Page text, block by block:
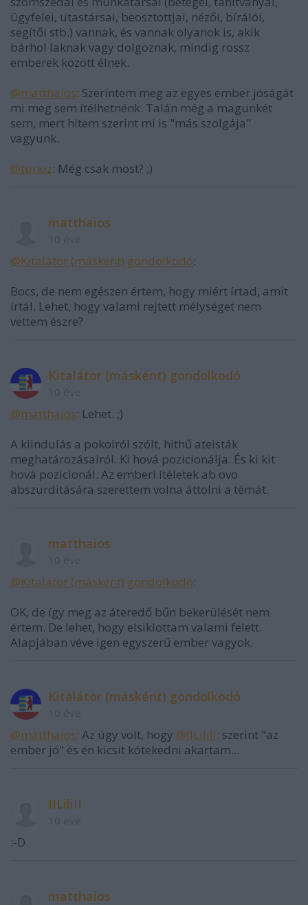
ügyfelei, utastársai, beosztottjai, nézői, bírálói,
segítői stb.) vannak, és vannak olyanok is, akik
bárhol laknak vagy dolgoznak, mindig rossz
emberek között élnek.
@matthaios: Szerintem meg az egyes ember jóságát
mi meg sem ítélhetnénk. Talán még a magunkét
sem, mert hitem szerint mi is "más szolgája"
vagyunk.
@türkiz: Még csak most? ;)
matthaios
@Kitalátor (másként) gondolkodó:
Bocs, de nem egészen értem, hogy miért írtad, amit
írtál. Lehet, hogy valami rejtett mélységet nem
vettem észre?
Kitalátor (másként) gondolkodó
@matthaios: Lehet. ;)
A kiindulás a pokolról szólt, hithű ateisták
meghatározásairól. Ki hová pozicionálja. És ki kit
hová pozicionál. Az emberi ítéletek ab ovo
abszurditására szerettem volna áttolni a témát.
matthaios
@Kitalátor (másként) gondolkodó:
OK, de így meg az áteredő bűn bekerülését nem
értem. De lehet, hogy elsiklottam valami felett.
Alapjában véve igen egyszerű ember vagyok.
Kitalátor (másként) gondolkodó
@matthaios: Az úgy volt, hogy @IILiliII: szerint "az
ember jó" és én kicsit kötekedni akartam...
IILiliII
:-D
matthaios